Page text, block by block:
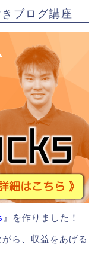
ブログ講座
』を作りました！
ら、収益をあげる